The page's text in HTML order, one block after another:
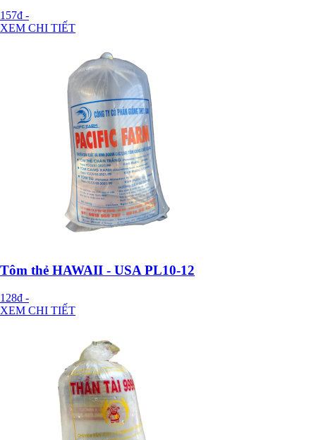
157đ -
XEM CHI TIẾT
Tôm thẻ HAWAII - USA PL10-12
128đ -
XEM CHI TIẾT